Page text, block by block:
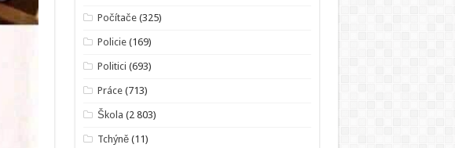
Počítače (325)
Policie (169)
Politici (693)
Práce (713)
Škola (2 803)
Tchýně (11)